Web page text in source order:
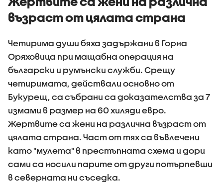
възраст от цялата страна
Четирима души бяха задържани в Горна
Оряховица при мащабна операция на
български и румънски служби. Срещу
четиримата, действали основно от
Букурещ, са събрани са доказателства за 7
измами в размер на 60 хиляди евро.
Жертвите са жени на различна възраст от
цялата страна. Част от тях са въвлечени
като "мулета" в престъпната схема и дори
сами са носили парите от други потърпевши
в северната ни съседка.